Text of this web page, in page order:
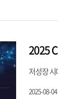
2025
저성장
2025-08-